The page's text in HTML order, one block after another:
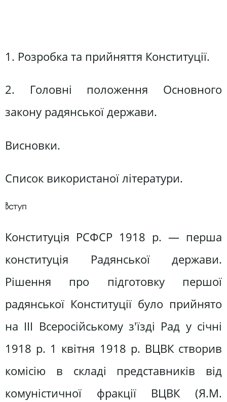
1. Розробка та прийняття Конституції.
2. Головні положення Основного
закону радянської держави.
Висновки.
Список використаної літератури.
Вступ
Конституція РСФСР 1918 р. — перша
конституція Радянської держави.
Рішення про підготовку першої
радянської Конституції було прийнято
на ІІІ Всеросійському з'їзді Рад у січні
1918 р. 1 квітня 1918 р. ВЦВК створив
комісію в складі представників від
комуністичної фракції ВЦВК (Я.М.